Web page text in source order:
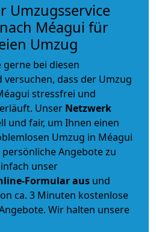
Umzugsservice
Méagui für
Umzug
bei diesen
dass der Umzug
stressfrei und
Unser Netzwerk
und fair, um Ihnen einen
Umzug in Méagui
Angebote zu
unser
Formular aus und
ca. 3 Minuten kostenlose
Wir halten unsere